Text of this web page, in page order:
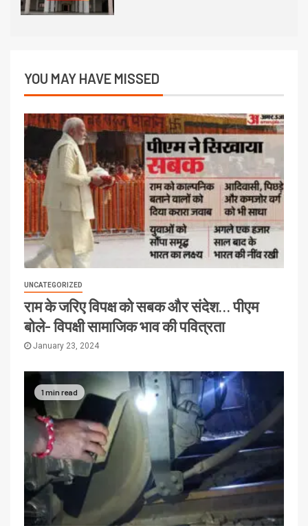
YOU MAY HAVE MISSED
UNCATEGORIZED
राम के जरिए विपक्ष को सबक और संदेश… पीएम
बोले- विपक्षी सामाजिक भाव की पवित्रता
January 23, 2024
1 min read